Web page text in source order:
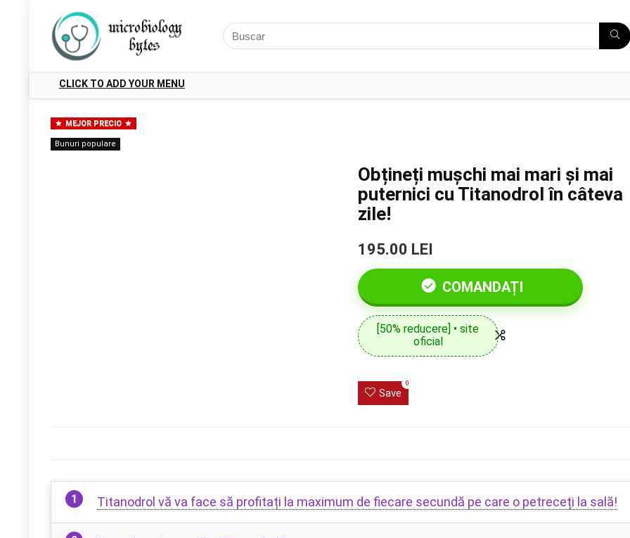
CLICK TO ADD YOUR MENU
MEJOR PRECIO
Bunuri populare
Obțineți mușchi mai mari și mai
puternici cu Titanodrol în câteva
zile!
195.00 LEI
COMANDAȚI
[50% reducere] • site
oficial
Save
0
Titanodrol vă va face să profitați la maximum de fiecare secundă pe care o petreceți la sală!